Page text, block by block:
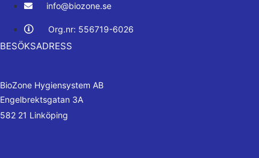
info@biozone.se
Org.nr: 556719-6026
BESÖKSADRESS
BioZone Hygiensystem AB
Engelbrektsgatan 3A
582 21 Linköping